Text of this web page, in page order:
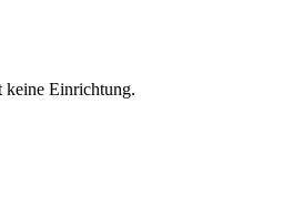
keine Einrichtung.